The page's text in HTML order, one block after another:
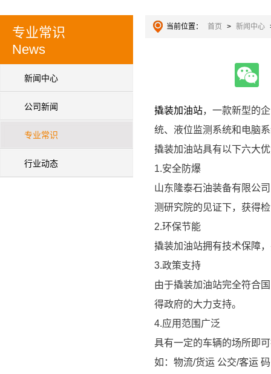
专业常识
News
新闻中心
公司新闻
专业常识
行业动态
当前位置： 首页 > 新闻中心
撬装加油站，一款新型的
统、液位监测系统和电脑
撬装加油站具有以下六大
1.安全防爆
山东隆泰石油装备有限公
测研究院的见证下，获得
2.环保节能
撬装加油站拥有技术保障
3.政策支持
由于撬装加油站完全符合
得政府的大力支持。
4.应用范围广泛
具有一定的车辆的场所即
如：物流/货运 公交/客运